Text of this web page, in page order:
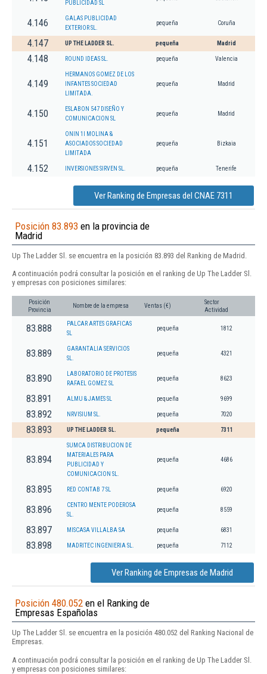
PUBLICIDAD SL
4.146
GALAS PUBLICIDAD
EXTERIOR SL.
pequeña Coruña
4.147 UP THE LADDER SL. pequeña Madrid
4.148 ROUND IDEAS SL. pequeña Valencia
4.149
HERMANOS GOMEZ DE LOS
INFANTES SOCIEDAD
LIMITADA.
pequeña Madrid
4.150
ESLABON 547 DISEÑO Y
COMUNICACION SL
pequeña Madrid
4.151
ONIN 1I MOLINA &
ASOCIADOS SOCIEDAD
LIMITADA
pequeña Bizkaia
4.152 INVERSIONES SIRVEN SL. pequeña Tenerife
Ver Ranking de Empresas del CNAE 7311
Posición 83.893 en la provincia de
Madrid
Up The Ladder Sl. se encuentra en la posición 83.893 del Ranking de Madrid.
A continuación podrá consultar la posición en el ranking de Up The Ladder Sl.
y empresas con posiciones similares:
Posición
Provincia
Nombre de la empresa Ventas (€)
Sector
Actividad
83.888
PALCAR ARTES GRAFICAS
SL
pequeña 1812
83.889
GARANTALIA SERVICIOS
SL.
pequeña 4321
83.890
LABORATORIO DE PROTESIS
RAFAEL GOMEZ SL
pequeña 8623
83.891 ALMU & JAMES SL pequeña 9699
83.892 NRVISIUM SL. pequeña 7020
83.893 UP THE LADDER SL. pequeña 7311
83.894
SUMCA DISTRIBUCION DE
MATERIALES PARA
PUBLICIDAD Y
COMUNICACION SL.
pequeña 4686
83.895 RED CONTAB 7 SL pequeña 6920
83.896
CENTRO MENTE PODEROSA
SL.
pequeña 8559
83.897 MISCASA VILLALBA SA pequeña 6831
83.898 MADRITEC INGENIERIA SL. pequeña 7112
Ver Ranking de Empresas de Madrid
Posición 480.052 en el Ranking de
Empresas Españolas
Up The Ladder Sl. se encuentra en la posición 480.052 del Ranking Nacional de
Empresas.
A continuación podrá consultar la posición en el ranking de Up The Ladder Sl.
y empresas con posiciones similares: